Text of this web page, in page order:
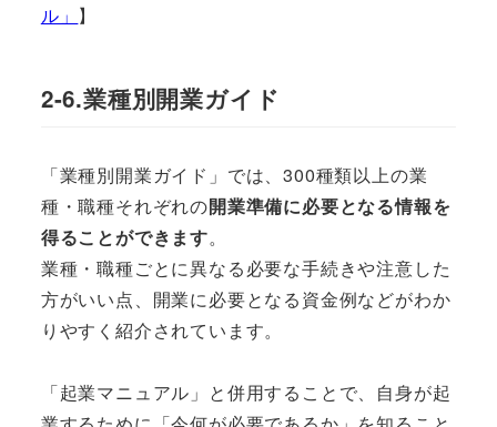
ル」 】
2-6.業種別開業ガイド
「業種別開業ガイド」では、300種類以上の業
種・職種それぞれの開業準備に必要となる情報を
得ることができます。
業種・職種ごとに異なる必要な手続きや注意した
方がいい点、開業に必要となる資金例などがわか
りやすく紹介されています。
「起業マニュアル」と併用することで、自身が起